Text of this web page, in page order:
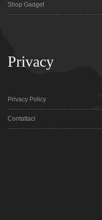
Shop Gadget
Privacy
Privacy Policy
Contattaci